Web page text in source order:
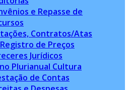
e Repasse de
Contratos/Atas
de Preços
Jurídicos
Plurianual Cultura
de Contas